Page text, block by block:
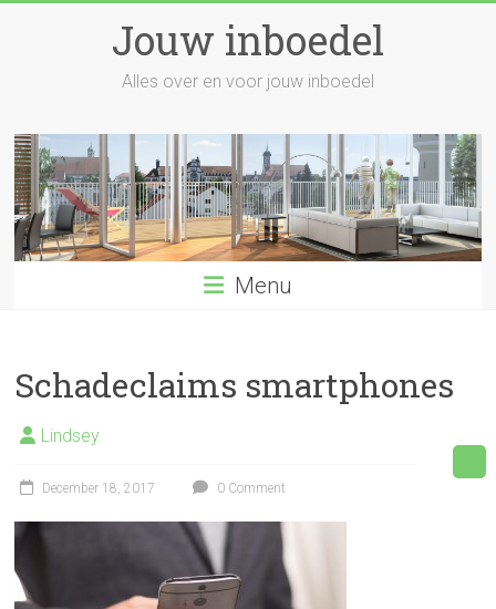
Jouw inboedel
Alles over en voor jouw inboedel
Menu
Schadeclaims smartphones
Lindsey
December 18, 2017 0 Comment